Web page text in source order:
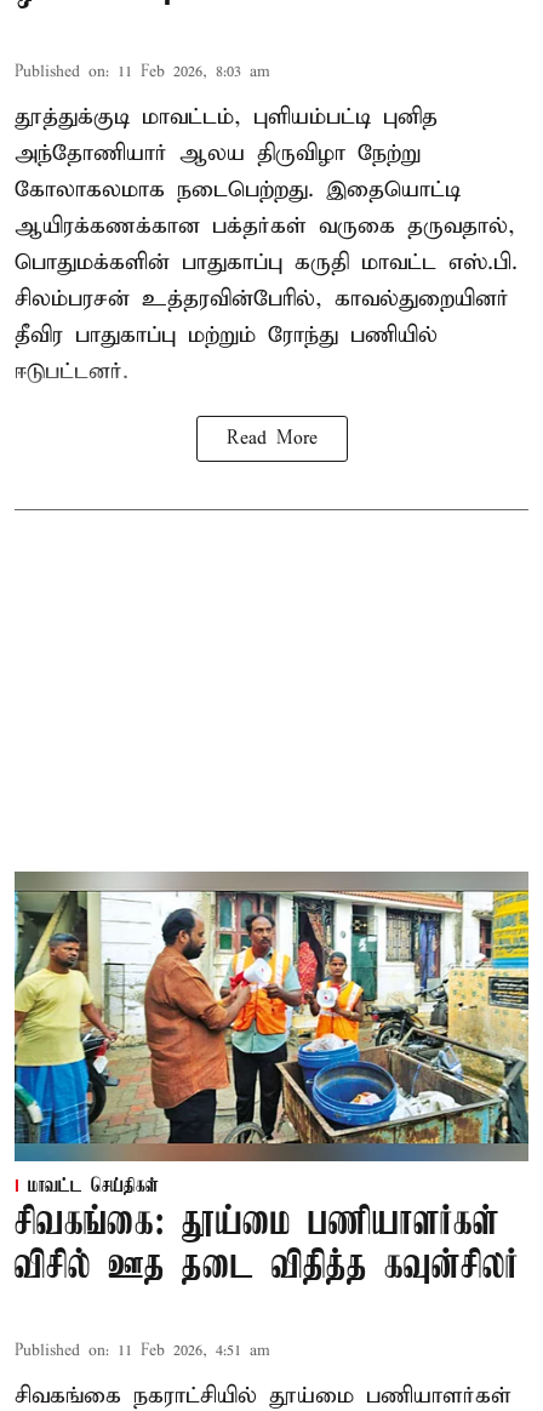
Published on: 11 Feb 2026, 8:03 am
தூத்துக்குடி மாவட்டம், புளியம்பட்டி புனித
அந்தோணியார் ஆலய திருவிழா நேற்று
கோலாகலமாக நடைபெற்றது. இதையொட்டி
ஆயிரக்கணக்கான பக்தர்கள் வருகை தருவதால்,
பொதுமக்களின் பாதுகாப்பு கருதி மாவட்ட எஸ்.பி.
சிலம்பரசன் உத்தரவின்பேரில், காவல்துறையினர்
தீவிர பாதுகாப்பு மற்றும் ரோந்து பணியில்
ஈடுபட்டனர்.
Read More
மாவட்ட செய்திகள்
சிவகங்கை: தூய்மை பணியாளர்கள்
விசில் ஊத தடை விதித்த கவுன்சிலர்
Published on: 11 Feb 2026, 4:51 am
சிவகங்கை நகராட்சியில் தூய்மை பணியாளர்கள்